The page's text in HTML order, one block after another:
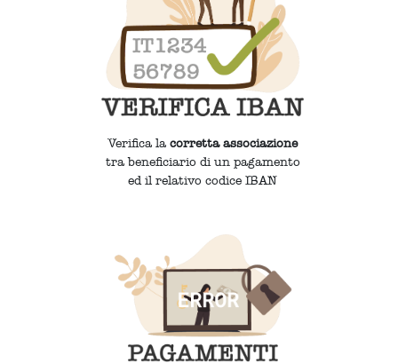
Verifica lacorretta associazione
tra beneficiario di un pagamento
ed il relativo codice IBAN